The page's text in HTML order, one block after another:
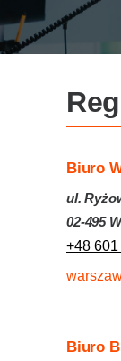
Biuro
ul.
02-495
+48
Biuro